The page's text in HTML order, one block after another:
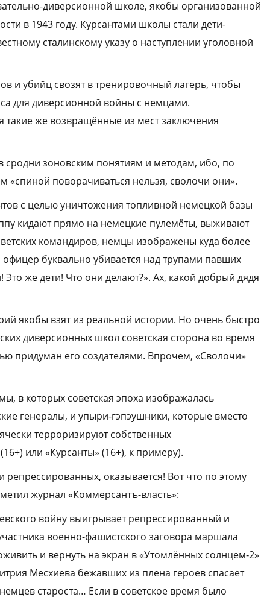
диверсионной школе, якобы организованной
в 1943 году. Курсантами школы стали дети-
сталинскому указу о наступлении уголовной
и убийц свозят в тренировочный лагерь, чтобы
для диверсионной войны с немцами.
такие же возвращённые из мест заключения
сродни зоновским понятиям и методам, ибо, по
поворачиваться нельзя, сволочи они».
с целью уничтожения топливной немецкой базы
кидают прямо на немецкие пулемёты, выживают
командиров, немцы изображены куда более
буквально убивается над трупами павших
же дети! Что они делают?». Ах, какой добрый дядя
якобы взят из реальной истории. Но очень быстро
диверсионных школ советская сторона во время
придуман его создателями. Впрочем, «Сволочи»
в которых советская эпоха изображалась
генералы, и упыри-гэпэушники, которые вместо
терроризируют собственных
или «Курсанты» (16+), к примеру).
оказывается! Вот что по этому
журнал «Коммерсантъ-власть»:
войну выигрывает репрессированный и
военно-фашистского заговора маршала
и вернуть на экран в «Утомлённых солнцем‑2»
Месхиева бежавших из плена героев спасает
староста… Если в советское время было